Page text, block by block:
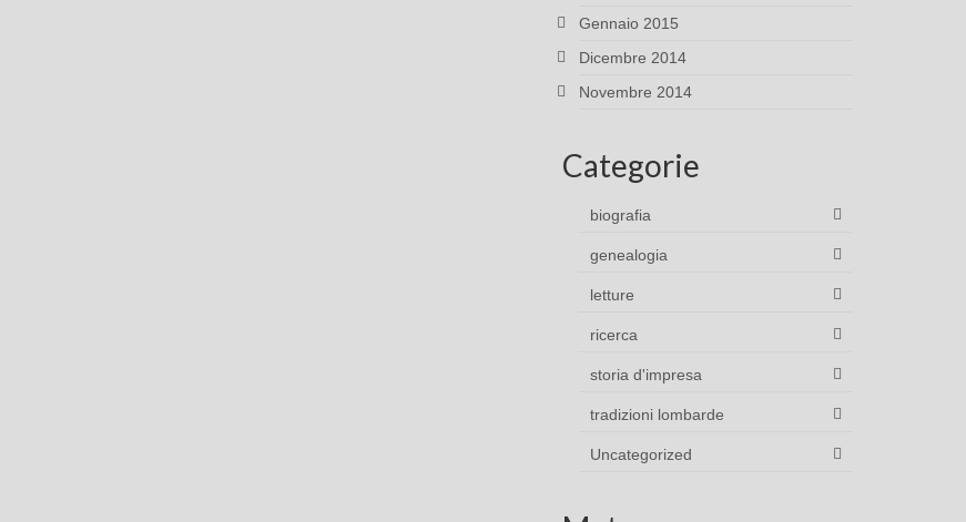
Gennaio 2015
Dicembre 2014
Novembre 2014
Categorie
biografia
genealogia
letture
ricerca
storia d'impresa
tradizioni lombarde
Uncategorized